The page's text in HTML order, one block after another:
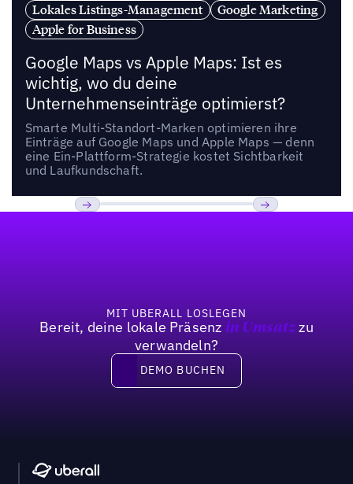
Lokales Listings-Management
Google Marketing
Apple for Business
Google Maps vs Apple Maps: Ist es
wichtig, wo du deine
Unternehmenseinträge optimierst?
Smarte Multi-Standort-Marken optimieren ihre
Einträge auf Google Maps und Apple Maps — denn
eine Ein-Plattform-Strategie kostet Sichtbarkeit
und Laufkundschaft.
MIT UBERALL LOSLEGEN
Bereit, deine lokale Präsenz in Umsatzzu
verwandeln?
DEMO BUCHEN
DEMO BUCHEN